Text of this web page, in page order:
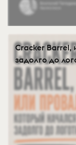
Cracker Barrel,
задолго до